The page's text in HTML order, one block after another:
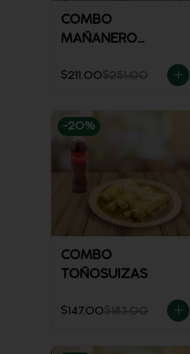
COMBO
MAÑANERO
$211.00$251.00
-20%
COMBO
TOÑOSUIZAS
$147.00$183.00